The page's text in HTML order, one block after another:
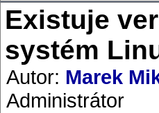
Existuje
systém
Autor: Marek
Administrátor